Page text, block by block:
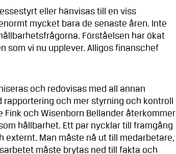
eller hänvisas till en viss
mycket bara de senaste åren. Inte
Förståelsen har ökat
som vi nu upplever. Alligos finanschef
och redovisas med all annan
och mer styrning och kontroll
och Wisenborn Bellander återkommer
hållbarhet. Ett par nycklar till framgång
externt. Man måste nå ut till medarbetare,
måste brytas ned till fakta och